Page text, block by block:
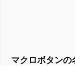
マクロボタンの